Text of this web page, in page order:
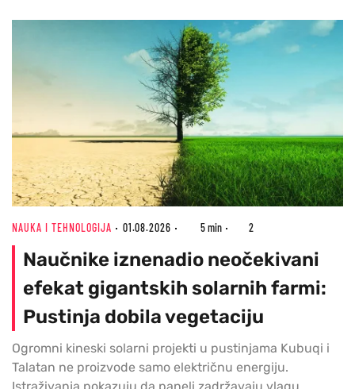
NAUKA I TEHNOLOGIJA 01.08.2026 5 min 2
Naučnike iznenadio neočekivani
efekat gigantskih solarnih farmi:
Pustinja dobila vegetaciju
Ogromni kineski solarni projekti u pustinjama Kubuqi i
Talatan ne proizvode samo električnu energiju.